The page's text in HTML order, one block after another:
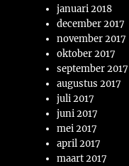
januari 2018
december 2017
november 2017
oktober 2017
september 2017
augustus 2017
juli 2017
juni 2017
mei 2017
april 2017
maart 2017